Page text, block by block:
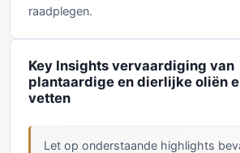
raadplegen.
Key Insights vervaardiging van
plantaardige en dierlijke oliën
vetten
Let op onderstaande highlights